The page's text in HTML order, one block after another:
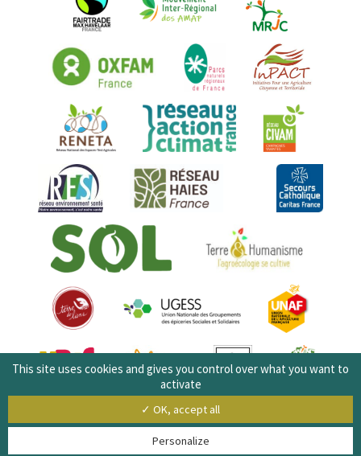
This site uses cookies and gives you control over what you want to
activate
✓ OK, accept all
Personalize